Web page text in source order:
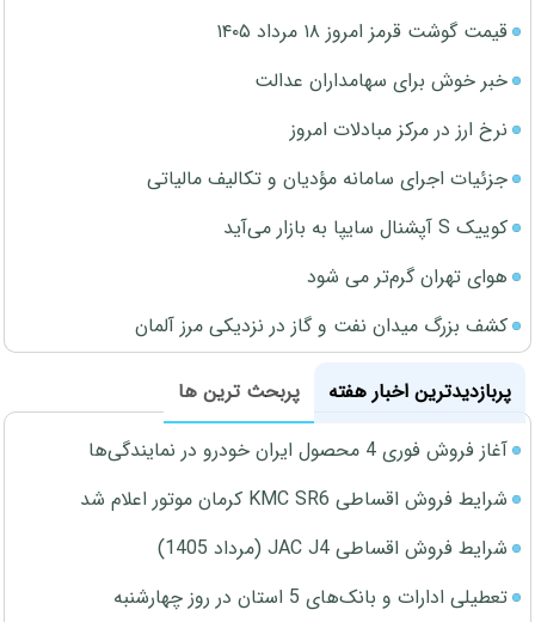
قیمت گوشت قرمز امروز ۱۸ مرداد ۱۴۰۵
خبر خوش برای سهامداران عدالت
نرخ ارز در مرکز مبادلات امروز
جزئیات اجرای سامانه مؤدیان و تکالیف مالیاتی
کوییک S آپشنال سایپا به بازار می‌آید
هوای تهران گرم‌تر می شود
کشف بزرگ میدان نفت و گاز در نزدیکی مرز آلمان
پربازدیدترین اخبار هفته
پربحث ترین ها
آغاز فروش فوری 4 محصول ایران خودرو در نمایندگی‌ها
شرایط فروش اقساطی KMC SR6 کرمان موتور اعلام شد
شرایط فروش اقساطی JAC J4 (مرداد 1405)
تعطیلی ادارات و بانک‌های 5 استان در روز چهارشنبه